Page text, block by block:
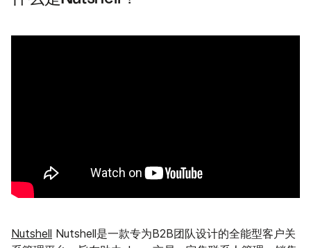
Nutshell Nutshell是一款专为B2B团队设计的全能型客户关